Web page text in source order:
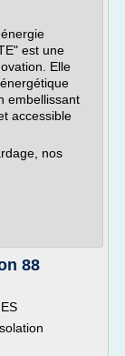
est une
Elle
embellissant
accessible
nos
88